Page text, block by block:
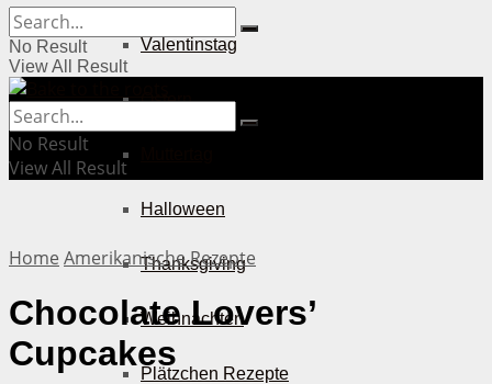
Valentinstag
Ostern
Halloween
Thanksgiving
Weihnachten
Plätzchen Rezepte
No Result
View All Result
No Result
View All Result
Home Amerikanische Rezepte
Chocolate Lovers’
Cupcakes